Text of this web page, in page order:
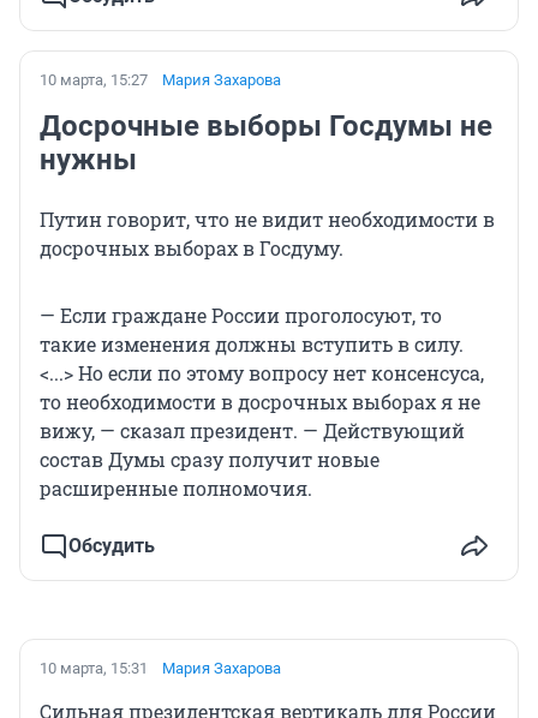
10 марта, 15:27 Мария Захарова
Досрочные выборы Госдумы не
нужны
Путин говорит, что не видит необходимости в
досрочных выборах в Госдуму.
— Если граждане России проголосуют, то
такие изменения должны вступить в силу.
<...> Но если по этому вопросу нет консенсуса,
то необходимости в досрочных выборах я не
вижу, — сказал президент. — Действующий
состав Думы сразу получит новые
расширенные полномочия.
Обсудить
10 марта, 15:31 Мария Захарова
Сильная президентская вертикаль для России